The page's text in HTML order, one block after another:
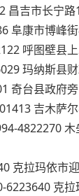
昌吉市长宁
阜康市博峰
呼图壁县
玛纳斯县
奇台县政府旁
吉木萨
4822270
克拉玛依市
克